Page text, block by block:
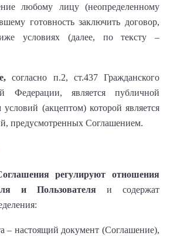
любому лицу (неопределенному
готовность заключить договор,
условиях (далее, по тексту –
согласно п.2, ст.437 Гражданского
Федерации, является публичной
(акцептом) которой является
предусмотренных Соглашением.
регулируют отношения
и Пользователя и содержат
– настоящий документ (Соглашение),